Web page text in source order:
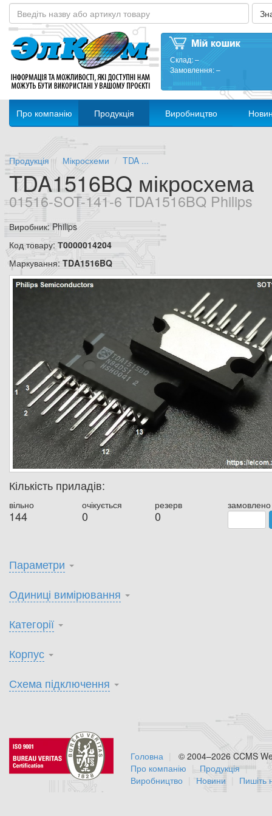
Склад:–
Замовлення:–
Про компанію Продукція Виробництво
Продукція Мікросхеми TDA ...
TDA1516BQ мікросхема
01516-SOT-141-6 TDA1516BQ Philips
Виробник: Philips
Код товару: Т0000014204
Маркування: TDA1516BQ
Кількість приладів:
вільно
144
очікується
0
резерв
0
замовлено
Параметри
Одиниці вимірювання
Категорії
Корпус
Схема підключення
© 2004–2026 CCMS
Головна
Про компанію
Продукція
Виробництво
Новини Пишіть